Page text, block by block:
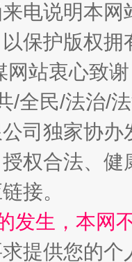
电说明本
保护版权
网站衷心致
/全民/法治/
司独家协
权合法、
接。
发生，本网
提供您的个